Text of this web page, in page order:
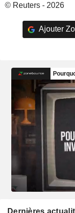
© Reuters - 2026
Ajouter
Dernières